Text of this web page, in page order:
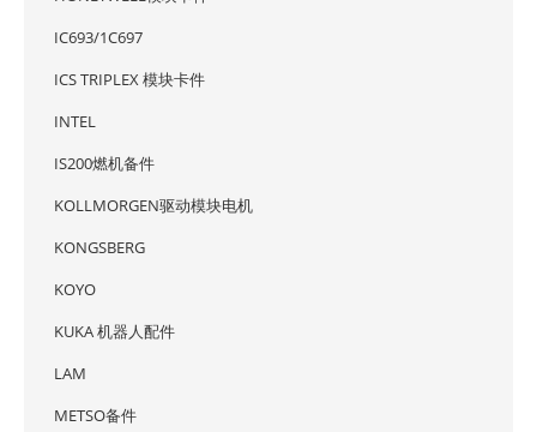
IC693/1C697
ICS TRIPLEX 模块卡件
INTEL
IS200燃机备件
KOLLMORGEN驱动模块电机
KONGSBERG
KOYO
KUKA 机器人配件
LAM
METSO备件